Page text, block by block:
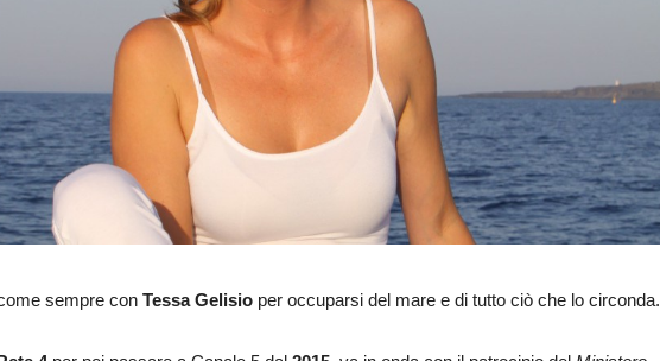
sempre con Tessa Gelisio per occuparsi del mare e di tutto ciò che lo circonda.